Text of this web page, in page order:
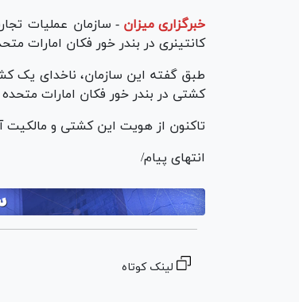
خبرگزاری میزان - سازمان عملیات
کانتینری در بندر خور فکان امارات
طبق گفته این سازمان، ناخدای یک
کشتی در بندر خور فکان امارات
تاکنون از هویت این کشتی و مالکیت
انتهای پیام/
لینک کوتاه